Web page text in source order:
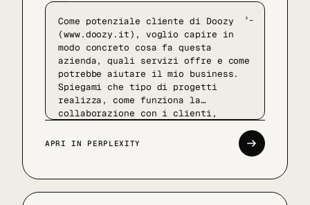
Come potenziale cliente di Doozy
(www.doozy.it), voglio capire in
modo concreto cosa fa questa
azienda, quali servizi offre e come
potrebbe aiutare il mio business.
Spiegami che tipo di progetti
realizza, come funziona la
collaborazione con i clienti,
personalizzabili e in quali
l'esperienza reale di lavorare con
Doozy, il livello del team e il
APRI IN PERPLEXITY